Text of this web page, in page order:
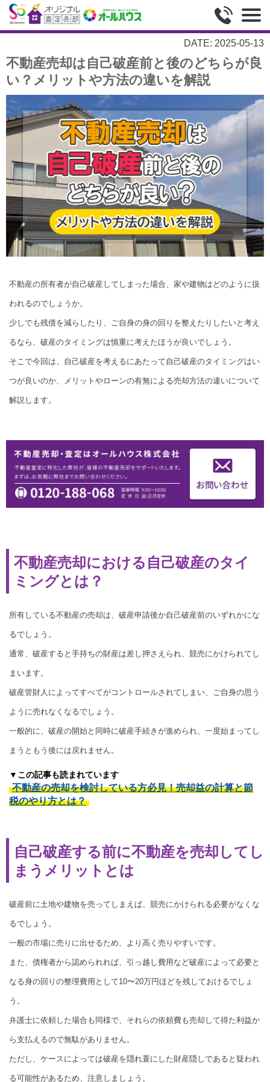
DATE: 2025-05-13
不動産売却は自己破産前と後のどちらが良
い？メリットや方法の違いを解説
不動産の所有者が自己破産してしまった場合、家や建物はどのように扱
われるのでしょうか。
少しでも残債を減らしたり、ご自身の身の回りを整えたりしたいと考え
るなら、破産のタイミングは慎重に考えたほうが良いでしょう。
そこで今回は、自己破産を考えるにあたって自己破産のタイミングはい
つが良いのか、メリットやローンの有無による売却方法の違いについて
解説します。
不動産売却における自己破産のタイ
ミングとは？
所有している不動産の売却は、破産申請後か自己破産前のいずれかにな
るでしょう。
通常、破産すると手持ちの財産は差し押さえられ、競売にかけられてし
まいます。
破産管財人によってすべてがコントロールされてしまい、ご自身の思う
ように売れなくなるでしょう。
一般的に、破産の開始と同時に破産手続きが進められ、一度始まってし
まうともう後には戻れません。
▼この記事も読まれています
不動産の売却を検討している方必見！売却益の計算と節
税のやり方とは？
自己破産する前に不動産を売却してし
まうメリットとは
破産前に土地や建物を売ってしまえば、競売にかけられる必要がなくな
るでしょう。
一般の市場に売りに出せるため、より高く売りやすいです。
また、債権者から認められれば、引っ越し費用など破産によって必要と
なる身の回りの整理費用として10〜20万円ほどを残しておけるでしょ
う。
弁護士に依頼した場合も同様で、それらの依頼費も売却して得た利益か
ら支払えるので無駄がありません。
ただし、ケースによっては破産を隠れ蓑にした財産隠しであると疑われ
る可能性があるため、注意しましょう。